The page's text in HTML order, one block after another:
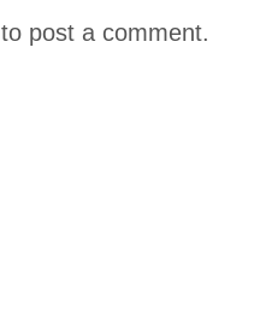
to post a comment.